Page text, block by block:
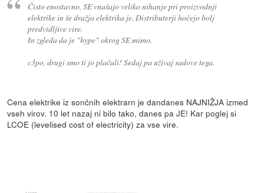
Čisto enostavno, SE vnašajo veliko nihanje pri proizvodnji
elektrike in še dražja elektrika je. Distributerji hočejo bolj
predvidljive vire.
In zgleda da je "hype" okrog SE mimo.
c3po, drugi smo ti jo plačali! Sedaj pa uživaj sadove tega.
Cena elektrike iz sončnih elektrarn je dandanes NAJNIŽJA izmed
vseh virov. 10 let nazaj ni bilo tako, danes pa JE! Kar poglej si
LCOE (levelised cost of electricity) za vse vire.